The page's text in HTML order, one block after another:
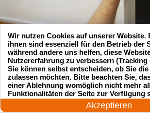
Suchen Sie einen
zu einem vernünftigen
24 Stunden am Tag
Akzeptieren
Wir nutzen Cookies auf unserer Website.
ihnen sind essenziell für den Betrieb der
während andere uns helfen, diese
Nutzererfahrung zu verbessern (Tracking
Sie können selbst entscheiden, ob Sie
zulassen möchten. Bitte beachten Sie,
einer Ablehnung womöglich nicht mehr
Funktionalitäten der Seite zur Verfügung